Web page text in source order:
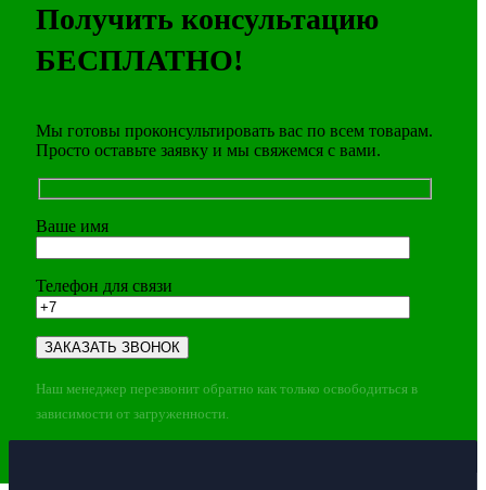
Получить консультацию
БЕСПЛАТНО!
Мы готовы проконсультировать вас по всем товарам.
Просто оставьте заявку и мы свяжемся с вами.
Ваше имя
Телефон для связи
Наш менеджер перезвонит обратно как только освободиться в
зависимости от загруженности.